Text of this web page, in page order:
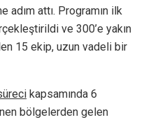
attı. Programın ilk
ve 300’e yakın
15 ekip, uzun vadeli bir
kapsamında 6
bölgelerden gelen